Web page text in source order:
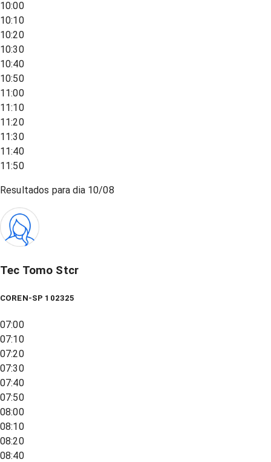
10:00
10:10
10:20
10:30
10:40
10:50
11:00
11:10
11:20
11:30
11:40
11:50
Resultados para dia 10/08
Tec Tomo Stcr
COREN-SP 102325
07:00
07:10
07:20
07:30
07:40
07:50
08:00
08:10
08:20
08:40